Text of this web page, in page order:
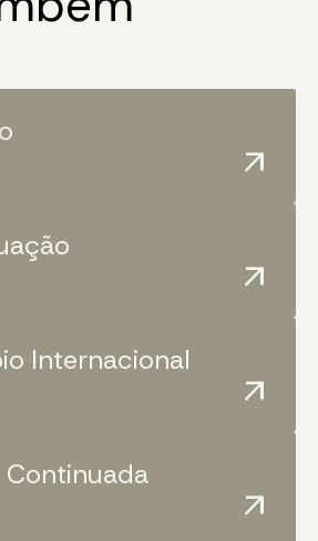
arrow_outward
arrow_outward
Internacional
arrow_outward
arrow_outward